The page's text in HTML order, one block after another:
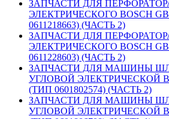
ЗАПЧАСТИ ДЛЯ
ЭЛЕКТРИЧЕСКОГО BOSCH
0611218663) (ЧАСТЬ 2)
ЗАПЧАСТИ ДЛЯ
ЭЛЕКТРИЧЕСКОГО BOSCH
0611228603) (ЧАСТЬ 2)
ЗАПЧАСТИ ДЛЯ МАШИНЫ
УГЛОВОЙ ЭЛЕКТРИЧЕСКОЙ
(ТИП 0601802574) (ЧАСТЬ 2)
ЗАПЧАСТИ ДЛЯ МАШИНЫ
УГЛОВОЙ ЭЛЕКТРИЧЕСКОЙ